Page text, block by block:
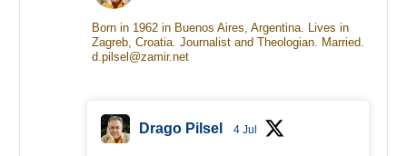
Born in 1962 in Buenos Aires, Argentina. Lives in
Zagreb, Croatia. Journalist and Theologian. Married.
d.pilsel@zamir.net
Drago Pilsel 4 Jul